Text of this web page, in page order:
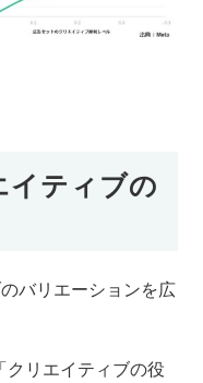
ティブの
バリエーションを広
リエイティブの役